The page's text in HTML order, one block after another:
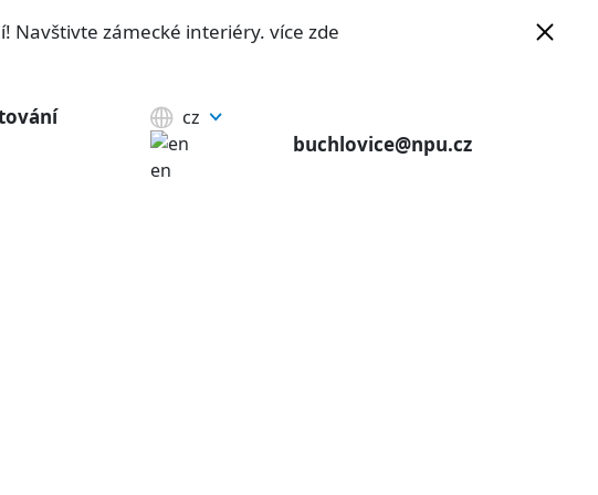
Navštivte zámecké interiéry. více zde
cz
en
buchlovice@npu.cz